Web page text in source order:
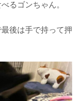
るゴンちゃん。
後は手で持って押